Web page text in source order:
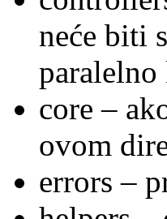
neće biti
core –
ovom
errors –